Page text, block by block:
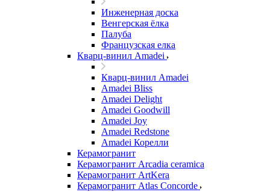
Инженерная доска
Венгерская ёлка
Палуба
Французская елка
Кварц-винил Amadei
Кварц-винил Amadei
Amadei Bliss
Amadei Delight
Amadei Goodwill
Amadei Joy
Amadei Redstone
Amadei Корелли
Керамогранит
Керамогранит Arcadia ceramica
Керамогранит ArtKera
Керамогранит Atlas Concorde